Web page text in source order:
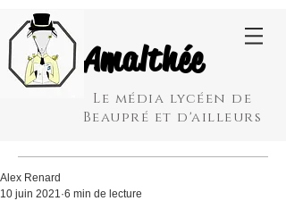
Amalthée
Le média lycéen de
Beaupré et d'ailleurs
Alex Renard
10 juin 2021 6 min de lecture